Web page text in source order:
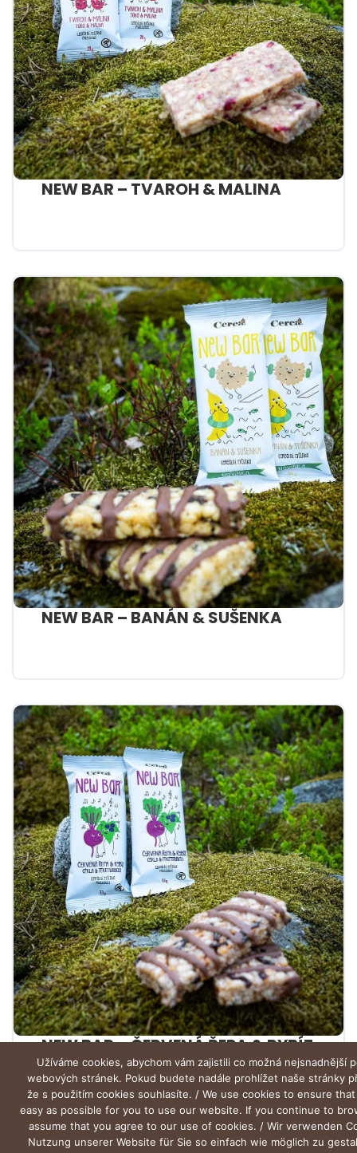
NEW BAR – TVAROH & MALINA
NEW BAR – BANÁN & SUŠENKA
NEW BAR – ČERVENÁ ŘEPA & RYBÍZ
Užíváme cookies, abychom vám zajistili co možná nejsnadnější
webových stránek. Pokud budete nadále prohlížet naše stránky
že s použitím cookies souhlasíte. / We use cookies to ensure
easy as possible for you to use our website. If you continue to
assume that you agree to our use of cookies. / Wir verwenden
Nutzung unserer Website für Sie so einfach wie möglich zu